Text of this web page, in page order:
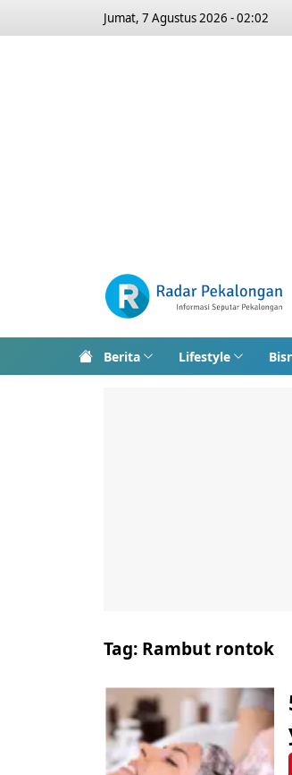
Jumat, 7 Agustus 2026 - 02:02
Berita Lifestyle
Tag: Rambut rontok